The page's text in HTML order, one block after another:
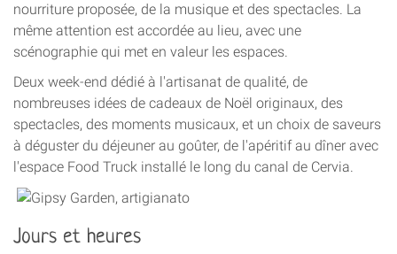
nourriture proposée, de la musique et des spectacles. La
même attention est accordée au lieu, avec une
scénographie qui met en valeur les espaces.
Deux week-end dédié à l'artisanat de qualité, de
nombreuses idées de cadeaux de Noël originaux, des
spectacles, des moments musicaux, et un choix de saveurs
à déguster du déjeuner au goûter, de l'apéritif au dîner avec
l'espace Food Truck installé le long du canal de Cervia.
Jours et heures